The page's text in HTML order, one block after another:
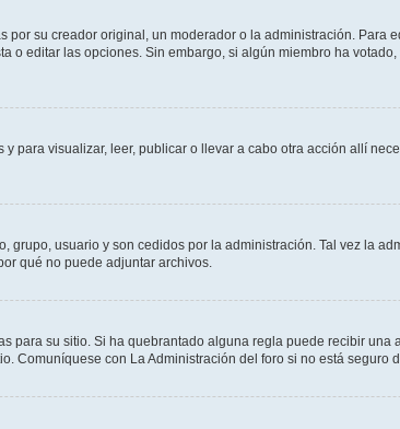
su creador original, un moderador o la administración.
o editar las opciones. Sin embargo, si algún miembro ha
para visualizar, leer, publicar o llevar a cabo otra acción allí
grupo, usuario y son cedidos por la administración. Tal vez la
qué no puede adjuntar archivos.
para su sitio. Si ha quebrantado alguna regla puede recibir
Comuníquese con La Administración del foro si no está seguro